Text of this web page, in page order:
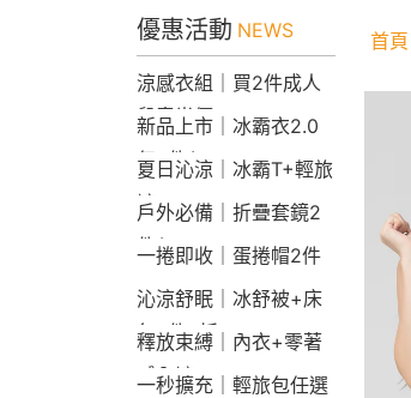
優惠活動 NEWS
涼感衣組｜買2件成人
兒童半價
新品上市｜冰霸衣2.0
任2件$2290
夏日沁涼｜冰霸T+輕旅
褲
戶外必備｜折疊套鏡2
件$1790
一捲即收｜蛋捲帽2件
1790
沁涼舒眠｜冰舒被+床
包2件9折
釋放束縛｜內衣+零著
感內褲
一秒擴充｜輕旅包任選
首頁